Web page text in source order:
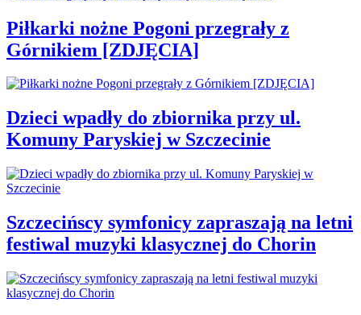
Piłkarki nożne Pogoni przegrały z
Górnikiem [ZDJĘCIA]
Dzieci wpadły do zbiornika przy ul.
Komuny Paryskiej w Szczecinie
Szczecińscy symfonicy zapraszają na letni
festiwal muzyki klasycznej do Chorin